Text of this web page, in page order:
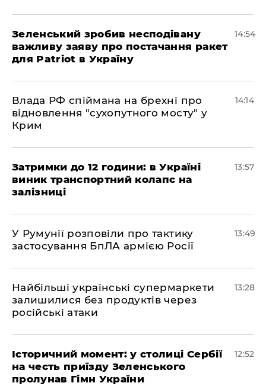
Зеленський зробив несподівану
важливу заяву про постачання ракет
для Patriot в Україну
14:54
Влада РФ спіймана на брехні про
відновлення "сухопутного мосту" у
Крим
14:14
Затримки до 12 години: в Україні
виник транспортний колапс на
залізниці
13:57
У Румунії розповіли про тактику
застосування БпЛА армією Росії
13:49
Найбільші українські супермаркети
залишилися без продуктів через
російські атаки
13:28
Історичний момент: у столиці Сербії
на честь приїзду Зеленського
пролунав Гімн України
12:52